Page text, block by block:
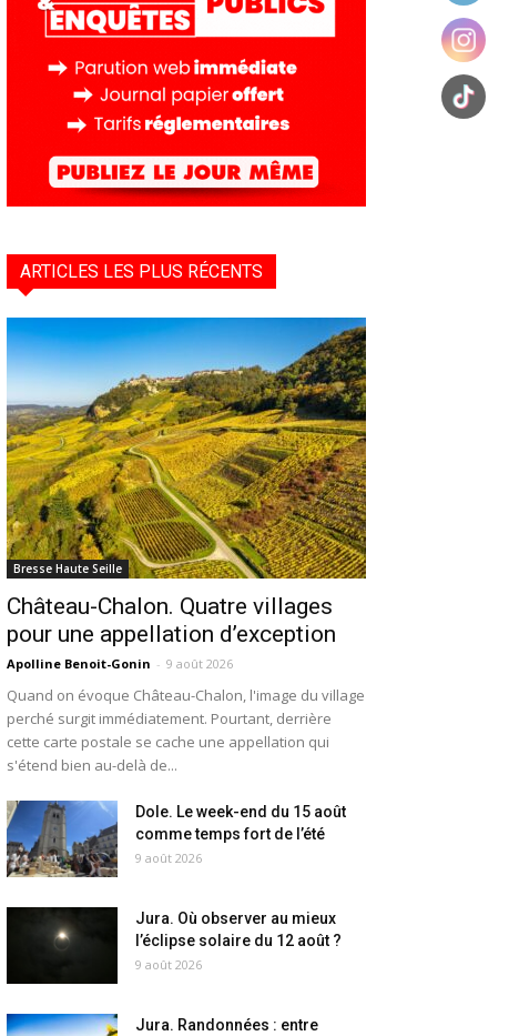
ARTICLES LES PLUS RÉCENTS
Bresse Haute Seille
Château-Chalon. Quatre villages
pour une appellation d’exception
Apolline Benoit-Gonin - 9 août 2026
Quand on évoque Château-Chalon, l'image du village
perché surgit immédiatement. Pourtant, derrière
cette carte postale se cache une appellation qui
s'étend bien au-delà de...
Dole. Le week-end du 15 août
comme temps fort de l’été
9 août 2026
Jura. Où observer au mieux
l’éclipse solaire du 12 août ?
9 août 2026
Jura. Randonnées : entre